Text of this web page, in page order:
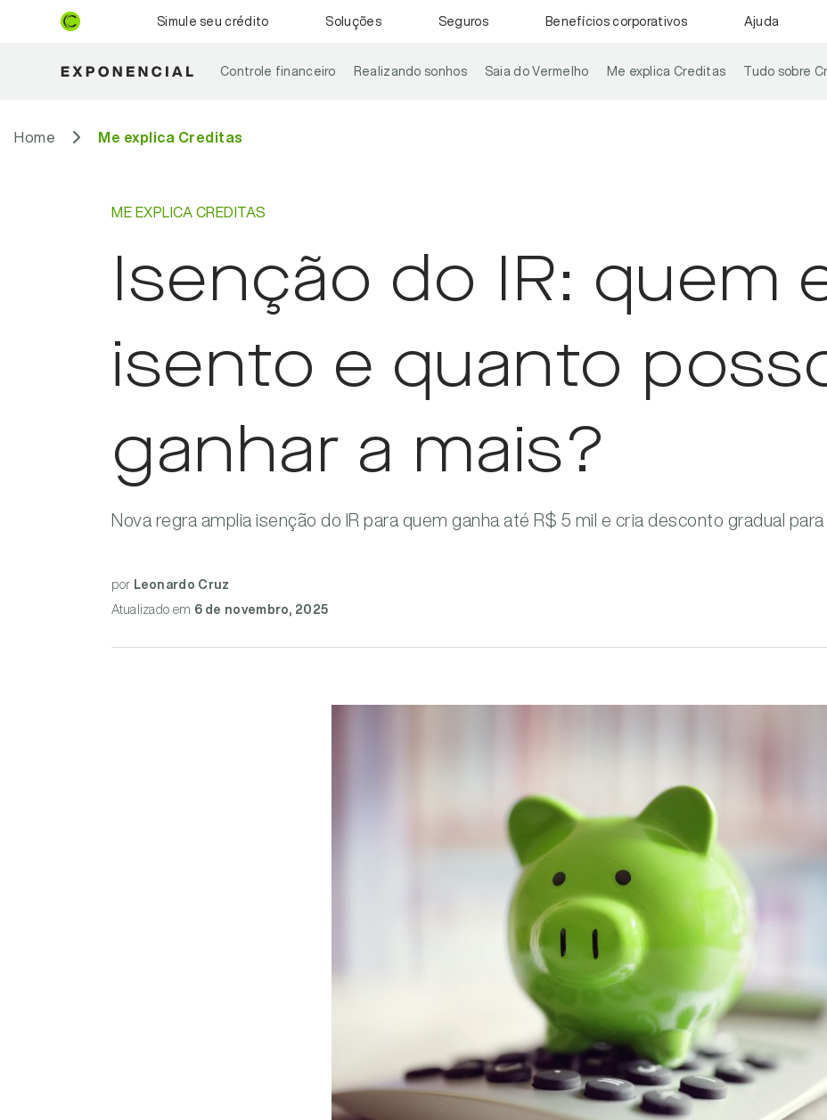
Simule seu crédito Soluções Seguros Benefícios corporativos Ajuda
Controle financeiro Realizando sonhos Saia do Vermelho Me explica Creditas Tudo sobre
Home Me explica Creditas
ME EXPLICA CREDITAS
Isenção do IR: quem
isento e quanto
ganhar a mais?
Nova regra amplia isenção do IR para quem ganha até R$ 5 mil e cria desconto gradual
por Leonardo Cruz
Atualizado em 6 de novembro, 2025